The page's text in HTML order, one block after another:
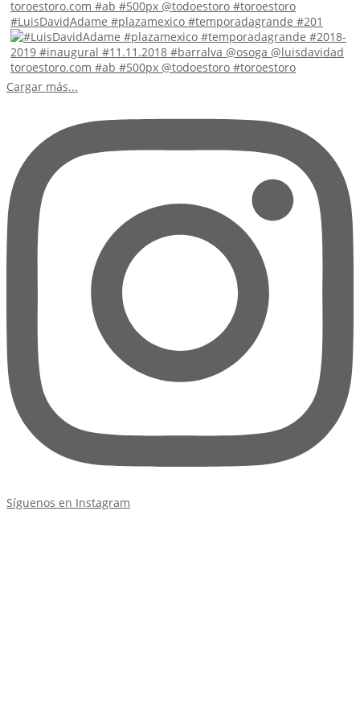
#LuisDavidAdame #plazamexico #temporadagrande #201
Cargar más...
Síguenos en Instagram